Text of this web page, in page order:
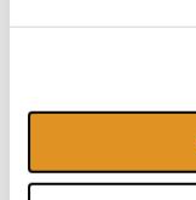
flexibel einlösbar*